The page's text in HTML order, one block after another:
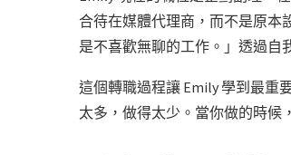
合待在媒體代理商，而不是原本
是不喜歡無聊的工作。」透過自
這個轉職過程讓 Emily 學到最重
太多，做得太少。當你做的時候